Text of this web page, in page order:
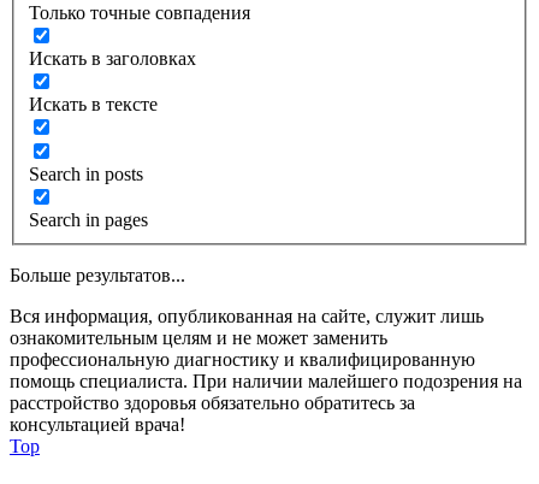
Только точные совпадения
Искать в заголовках
Искать в тексте
Search in posts
Search in pages
Больше результатов...
Вся информация, опубликованная на сайте, служит лишь
ознакомительным целям и не может заменить
профессиональную диагностику и квалифицированную
помощь специалиста. При наличии малейшего подозрения на
расстройство здоровья обязательно обратитесь за
консультацией врача!
Top